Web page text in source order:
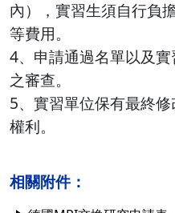
內），實習生須自行負
等費用。
4、申請通過名單以及
之審查。
5、實習單位保有最終
權利。
相關附件：